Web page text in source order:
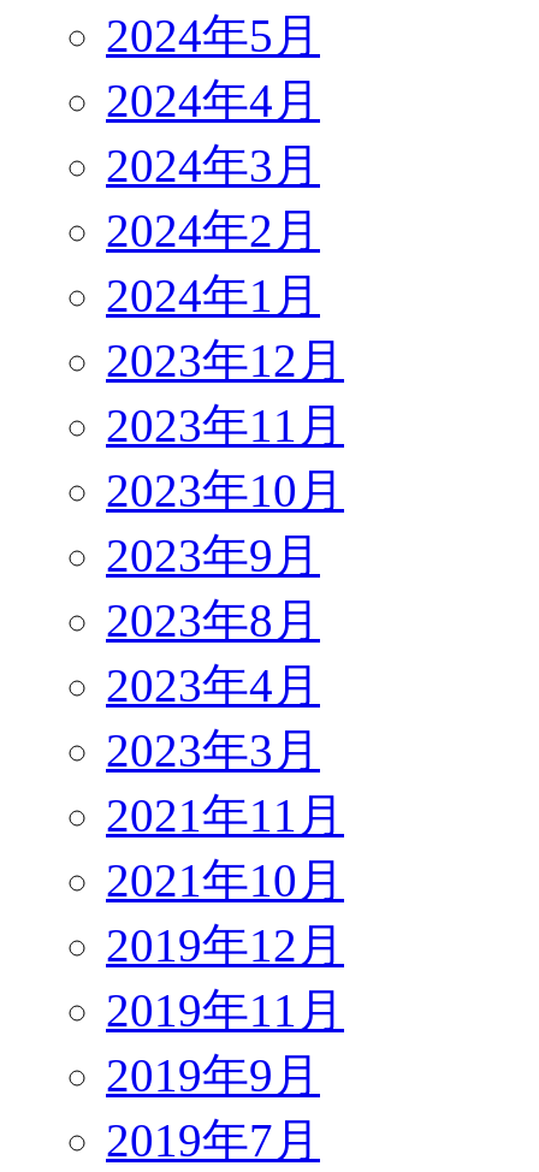
2024年5月
2024年4月
2024年3月
2024年2月
2024年1月
2023年12月
2023年11月
2023年10月
2023年9月
2023年8月
2023年4月
2023年3月
2021年11月
2021年10月
2019年12月
2019年11月
2019年9月
2019年7月